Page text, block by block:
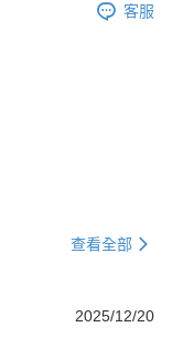
客服
查看全部
2025/12/20